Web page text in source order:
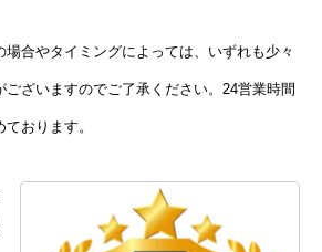
合やタイミングによっては、いずれも少々
ございますのでご了承ください。24営業時間
おります。